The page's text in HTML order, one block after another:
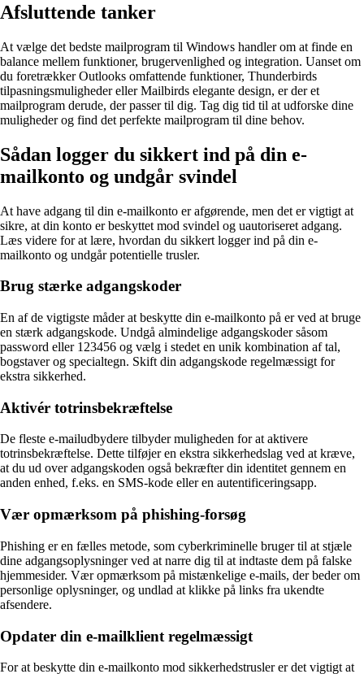
Afsluttende tanker
At vælge det bedste mailprogram til Windows handler om at finde en
balance mellem funktioner, brugervenlighed og integration. Uanset om
du foretrækker Outlooks omfattende funktioner, Thunderbirds
tilpasningsmuligheder eller Mailbirds elegante design, er der et
mailprogram derude, der passer til dig. Tag dig tid til at udforske dine
muligheder og find det perfekte mailprogram til dine behov.
Sådan logger du sikkert ind på din e-
mailkonto og undgår svindel
At have adgang til din e-mailkonto er afgørende, men det er vigtigt at
sikre, at din konto er beskyttet mod svindel og uautoriseret adgang.
Læs videre for at lære, hvordan du sikkert logger ind på din e-
mailkonto og undgår potentielle trusler.
Brug stærke adgangskoder
En af de vigtigste måder at beskytte din e-mailkonto på er ved at bruge
en stærk adgangskode. Undgå almindelige adgangskoder såsom
password eller 123456 og vælg i stedet en unik kombination af tal,
bogstaver og specialtegn. Skift din adgangskode regelmæssigt for
ekstra sikkerhed.
Aktivér totrinsbekræftelse
De fleste e-mailudbydere tilbyder muligheden for at aktivere
totrinsbekræftelse. Dette tilføjer en ekstra sikkerhedslag ved at kræve,
at du ud over adgangskoden også bekræfter din identitet gennem en
anden enhed, f.eks. en SMS-kode eller en autentificeringsapp.
Vær opmærksom på phishing-forsøg
Phishing er en fælles metode, som cyberkriminelle bruger til at stjæle
dine adgangsoplysninger ved at narre dig til at indtaste dem på falske
hjemmesider. Vær opmærksom på mistænkelige e-mails, der beder om
personlige oplysninger, og undlad at klikke på links fra ukendte
afsendere.
Opdater din e-mailklient regelmæssigt
For at beskytte din e-mailkonto mod sikkerhedstrusler er det vigtigt at